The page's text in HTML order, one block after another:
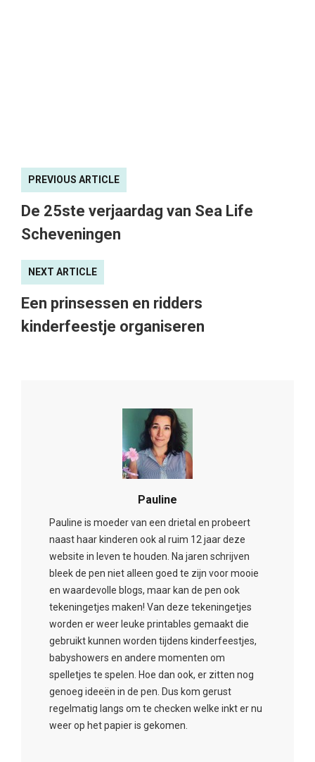
PREVIOUS ARTICLE
De 25ste verjaardag van Sea Life
Scheveningen
NEXT ARTICLE
Een prinsessen en ridders
kinderfeestje organiseren
Pauline
Pauline is moeder van een drietal en probeert
naast haar kinderen ook al ruim 12 jaar deze
website in leven te houden. Na jaren schrijven
bleek de pen niet alleen goed te zijn voor mooie
en waardevolle blogs, maar kan de pen ook
tekeningetjes maken! Van deze tekeningetjes
worden er weer leuke printables gemaakt die
gebruikt kunnen worden tijdens kinderfeestjes,
babyshowers en andere momenten om
spelletjes te spelen. Hoe dan ook, er zitten nog
genoeg ideeën in de pen. Dus kom gerust
regelmatig langs om te checken welke inkt er nu
weer op het papier is gekomen.